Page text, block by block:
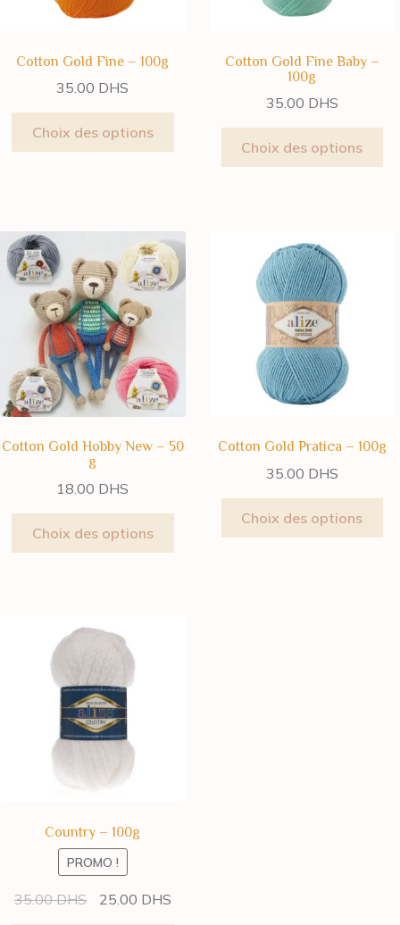
Cotton Gold Fine – 100g
35.00 DHS
Choix des options
Cotton Gold Fine Baby –
100g
35.00 DHS
Choix des options
Cotton Gold Hobby New – 50
g
18.00 DHS
Choix des options
Cotton Gold Pratica – 100g
35.00 DHS
Choix des options
Country – 100g
PROMO !
35.00DHS 25.00 DHS